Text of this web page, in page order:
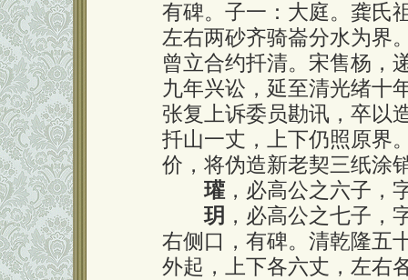
有碑。子一：大庭。龚氏
左右两砂齐骑崙分水为界
曾立合约扦清。宋售杨，
九年兴讼，延至清光绪十
张复上诉委员勘讯，卒以
扦山一丈，上下仍照原界
价，将伪造新老契三纸涂
瓘 ，必高公之六子，
玥 ，必高公之七子，
右侧口，有碑。清乾隆五
外起，上下各六丈，左右